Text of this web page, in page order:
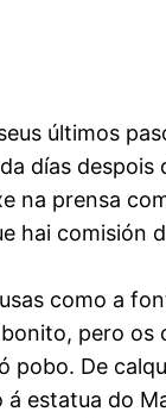
últimos
días despois
na prensa
hai comisión
como a
pero os
pobo. De
estatua do